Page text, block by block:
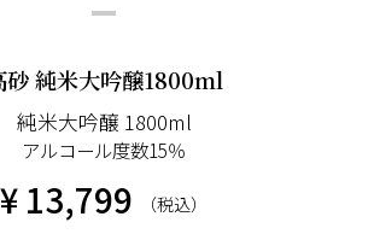
砂 純米大吟醸1800ml
純米大吟醸 1800ml
アルコール度数15％
¥ 13,799
（税込）